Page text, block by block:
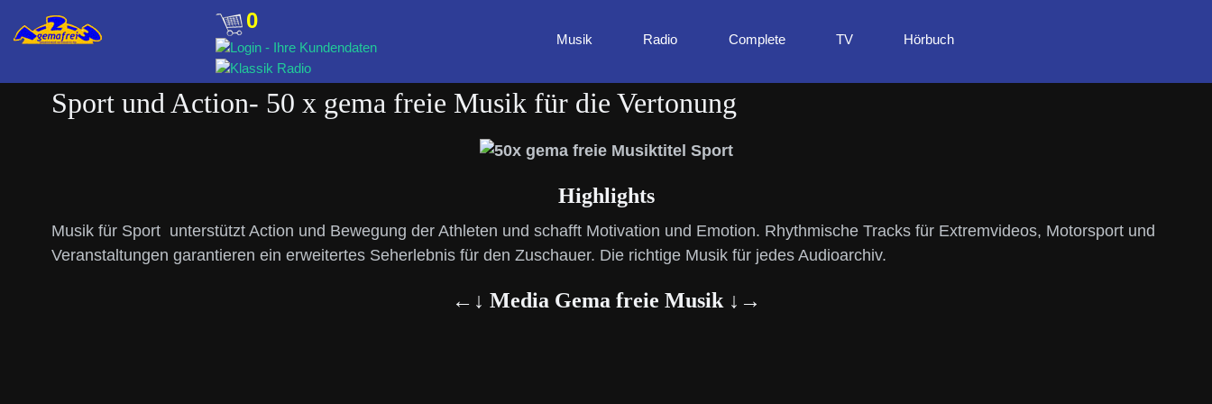
0
Musik Radio Complete TV Hörbuch
Sport und Action- 50 x gema freie Musik für die Vertonung
Highlights
Musik für Sport unterstützt Action und Bewegung der Athleten und schafft Motivation und Emotion. Rhythmische Tracks für Extremvideos, Motorsport und
Veranstaltungen garantieren ein erweitertes Seherlebnis für den Zuschauer. Die richtige Musik für jedes Audioarchiv.
←↓ Media Gema freie Musik ↓→